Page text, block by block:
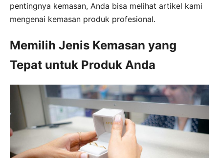
pentingnya kemasan, Anda bisa melihat artikel kami
mengenai kemasan produk profesional.
Memilih Jenis Kemasan yang
Tepat untuk Produk Anda